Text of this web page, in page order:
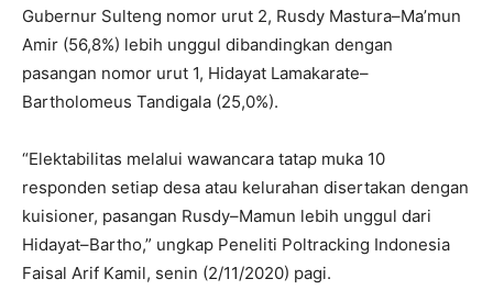
Gubernur Sulteng nomor urut 2, Rusdy Mastura–Ma’mun
Amir (56,8%) lebih unggul dibandingkan dengan
pasangan nomor urut 1, Hidayat Lamakarate–
Bartholomeus Tandigala (25,0%).
“Elektabilitas melalui wawancara tatap muka 10
responden setiap desa atau kelurahan disertakan dengan
kuisioner, pasangan Rusdy–Mamun lebih unggul dari
Hidayat–Bartho,” ungkap Peneliti Poltracking Indonesia
Faisal Arif Kamil, senin (2/11/2020) pagi.